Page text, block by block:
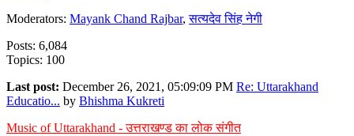
Moderators: Mayank Chand Rajbar,सत्यदेव सिंह नेगी
Posts: 6,084
Topics: 100
Last post: December 26, 2021, 05:09:09 PM Re: Uttarakhand
Educatio... by Bhishma Kukreti
Music of Uttarakhand - उत्तराखण्ड का लोक संगीत